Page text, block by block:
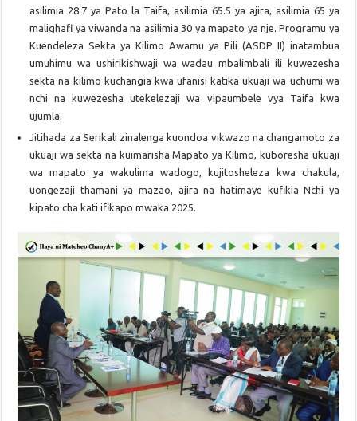
asilimia 28.7 ya Pato la Taifa, asilimia 65.5 ya ajira, asilimia 65 ya
malighafi ya viwanda na asilimia 30 ya mapato ya nje. Programu ya
Kuendeleza Sekta ya Kilimo Awamu ya Pili (ASDP II) inatambua
umuhimu wa ushirikishwaji wa wadau mbalimbali ili kuwezesha
sekta na kilimo kuchangia kwa ufanisi katika ukuaji wa uchumi wa
nchi na kuwezesha utekelezaji wa vipaumbele vya Taifa kwa
ujumla.
Jitihada za Serikali zinalenga kuondoa vikwazo na changamoto za
ukuaji wa sekta na kuimarisha Mapato ya Kilimo, kuboresha ukuaji
wa mapato ya wakulima wadogo, kujitosheleza kwa chakula,
uongezaji thamani ya mazao, ajira na hatimaye kufikia Nchi ya
kipato cha kati ifikapo mwaka 2025.